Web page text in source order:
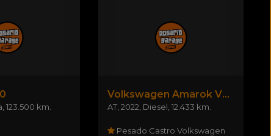
123.500 km.
Volkswagen Amarok V6 Comfortline 3.0 Tdi
AT, 2022 Diesel 12.433 km.
Pesado Castro Volkswagen